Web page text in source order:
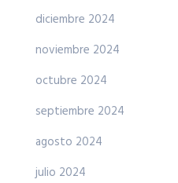
diciembre 2024
noviembre 2024
octubre 2024
septiembre 2024
agosto 2024
julio 2024